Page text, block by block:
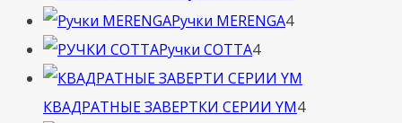
Ручки MERENGA44
Ручки COTTA44
товара
КВАДРАТНЫЕ ЗАВЕРТКИ СЕРИИ YM44